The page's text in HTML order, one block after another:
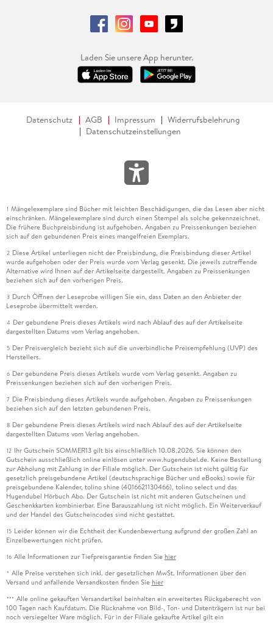
Laden Sie unsere App herunter.
Datenschutz AGB Impressum
Widerrufsbelehrung
Datenschutzeinstellungen
1 Mängelexemplare sind Bücher mit leichten Beschädigungen, die das Lesen aber nicht
einschränken. Mängelexemplare sind durch einen Stempel als solche gekennzeichnet.
Die frühere Buchpreisbindung ist aufgehoben. Angaben zu Preissenkungen beziehen
sich auf den gebundenen Preis eines mangelfreien Exemplars.
2 Diese Artikel unterliegen nicht der Preisbindung, die Preisbindung dieser Artikel
wurde aufgehoben oder der Preis wurde vom Verlag gesenkt. Die jeweils zutreffende
Alternative wird Ihnen auf der Artikelseite dargestellt. Angaben zu Preissenkungen
beziehen sich auf den vorherigen Preis.
3 Durch Öffnen der Leseprobe willigen Sie ein, dass Daten an den Anbieter der
Leseprobe übermittelt werden.
4 Der gebundene Preis dieses Artikels wird nach Ablauf des auf der Artikelseite
dargestellten Datums vom Verlag angehoben.
5 Der Preisvergleich bezieht sich auf die unverbindliche Preisempfehlung (UVP) des
Herstellers.
6 Der gebundene Preis dieses Artikels wurde vom Verlag gesenkt. Angaben zu
Preissenkungen beziehen sich auf den vorherigen Preis.
7 Die Preisbindung dieses Artikels wurde aufgehoben. Angaben zu Preissenkungen
beziehen sich auf den letzten gebundenen Preis.
8 Der gebundene Preis dieses Artikels wird nach Ablauf des auf der Artikelseite
dargestellten Datums vom Verlag angehoben.
12 Ihr Gutschein SOMMER13 gilt bis einschließlich 10.08.2026. Sie können den
Gutschein ausschließlich online einlösen unter www.hugendubel.de. Keine Bestellung
zur Abholung mit Zahlung in der Filiale möglich. Der Gutschein ist nicht gültig für
gesetzlich preisgebundene Artikel (deutschsprachige Bücher und eBooks) sowie für
preisgebundene Kalender, tolino shine (4016621130466), tolino select und das
Hugendubel Hörbuch Abo. Der Gutschein ist nicht mit anderen Gutscheinen und
Geschenkkarten kombinierbar. Eine Barauszahlung ist nicht möglich. Ein Weiterverkauf
und der Handel des Gutscheincodes sind nicht gestattet.
15 Leider können wir die Echtheit der Kundenbewertung aufgrund der großen Zahl an
Einzelbewertungen nicht prüfen.
16 Alle Informationen zur Tiefpreisgarantie finden Sie hier
* Alle Preise verstehen sich inkl. der gesetzlichen MwSt. Informationen über den
Versand und anfallende Versandkosten finden Sie hier
*** Alle online gekauften Versandartikel beinhalten ein erweitertes Rückgaberecht von
100 Tagen nach Kaufdatum. Die Rücknahme von Bild-, Ton- und Datenträgern ist nur bei
noch versiegelter Ware möglich. Für in der Filiale gekaufte Artikel gilt ein